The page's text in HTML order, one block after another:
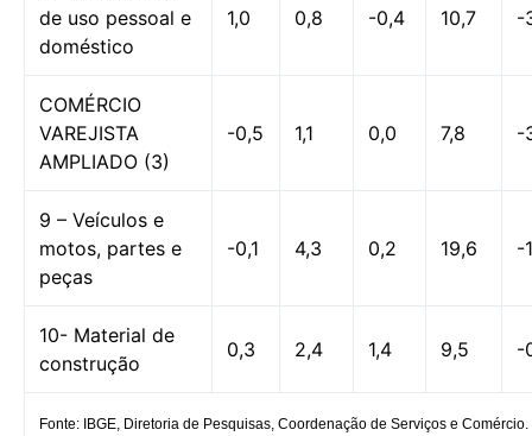
de uso pessoal e
doméstico
1,0 0,8 -0,4 10,7 -
COMÉRCIO
VAREJISTA
AMPLIADO (3)
-0,5 1,1 0,0 7,8 -
9 – Veículos e
motos, partes e
peças
-0,1 4,3 0,2 19,6 -
10- Material de
construção
0,3 2,4 1,4 9,5 -
Fonte: IBGE, Diretoria de Pesquisas, Coordenação de Serviços e Comércio.